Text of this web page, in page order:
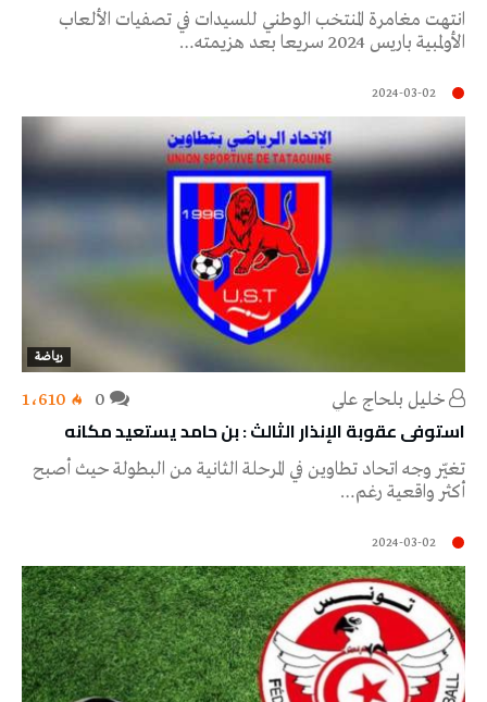
انتهت مغامرة المنتخب الوطني للسيدات في تصفيات الألعاب
الأولمبية باريس 2024 سريعا بعد هزيمته…
2024-03-02
رياضة
خليل‭ ‬بلحاج‭ ‬علي 1٬610
استوفى عقوبة الإنذار الثالث : بن حامد يستعيد مكانه
تغيّر وجه اتحاد تطاوين في المرحلة الثانية من البطولة حيث أصبح
أكثر واقعية رغم…
2024-03-02